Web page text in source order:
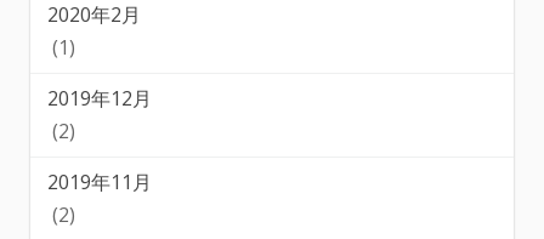
2020年2月
(1)
2019年12月
(2)
2019年11月
(2)